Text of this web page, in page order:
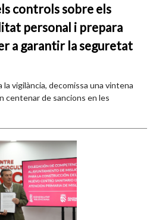
controls sobre els
personal i prepara
a garantir la seguretat
la vigilància, decomissa una vintena
centenar de sancions en les